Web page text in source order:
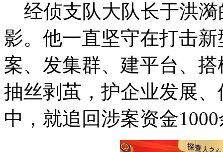
经侦支队大队长于洪漪
影。他一直坚守在打击
案、发集群、建平台、
抽丝剥茧，护企业发展
中，就追回涉案资金